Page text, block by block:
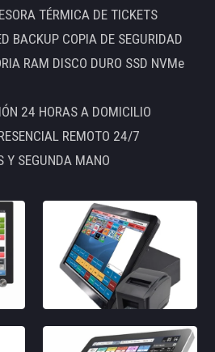
TÉRMICA DE TICKETS
BACKUP COPIA DE SEGURIDAD
RAM DISCO DURO SSD NVMe
24 HORAS A DOMICILIO
REMOTO 24/7
Y SEGUNDA MANO